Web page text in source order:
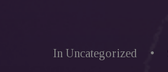
In Uncategorized •